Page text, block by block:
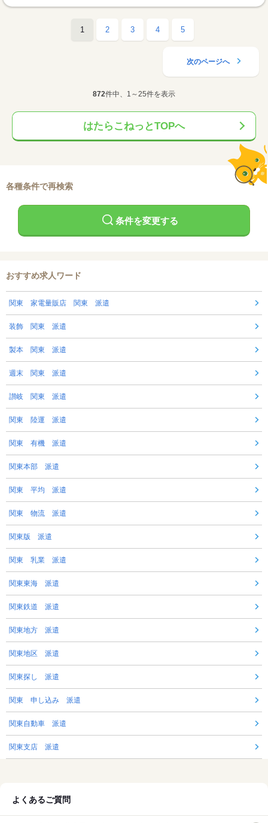
1 2 3 4 5
次のページへ
872件中、1～25件を表示
はたらこねっとTOPへ
各種条件で再検索
条件を変更する
おすすめ求人ワード
関東 家電量販店 関東 派遣
装飾 関東 派遣
製本 関東 派遣
週末 関東 派遣
讃岐 関東 派遣
関東 陸運 派遣
関東 有機 派遣
関東本部 派遣
関東 平均 派遣
関東 物流 派遣
関東版 派遣
関東 乳業 派遣
関東東海 派遣
関東鉄道 派遣
関東地方 派遣
関東地区 派遣
関東探し 派遣
関東 申し込み 派遣
関東自動車 派遣
関東支店 派遣
よくあるご質問